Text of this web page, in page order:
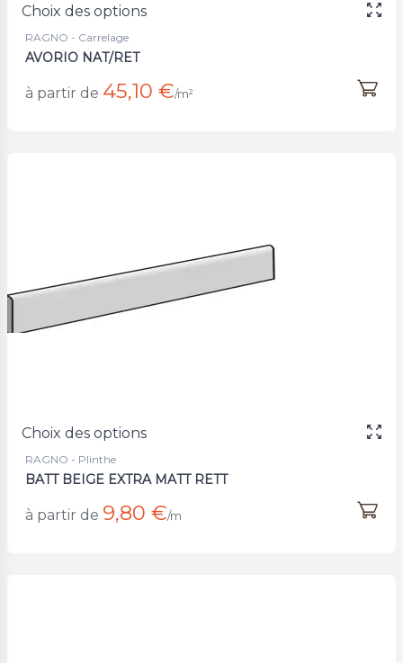
Choix des options
RAGNO - Carrelage
AVORIO NAT/RET
à partir de 45,10 €/m²
Choix des options
RAGNO - Plinthe
BATT BEIGE EXTRA MATT RETT
à partir de 9,80 €/m